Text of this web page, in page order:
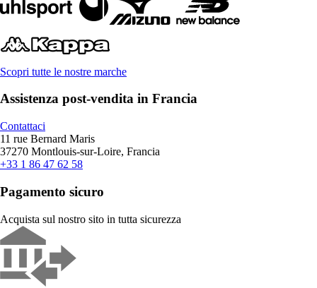
Scopri tutte le nostre marche
Assistenza post-vendita in Francia
Contattaci
11 rue Bernard Maris
37270 Montlouis-sur-Loire, Francia
+33 1 86 47 62 58
Pagamento sicuro
Acquista sul nostro sito in tutta sicurezza